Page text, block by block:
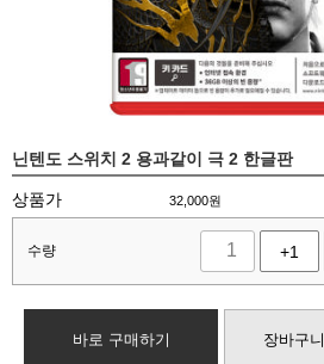
닌텐도 스위치 2 용과같이 극 2 한글판
상품가 32,000원
수량 +1
바로 구매하기 장바구니